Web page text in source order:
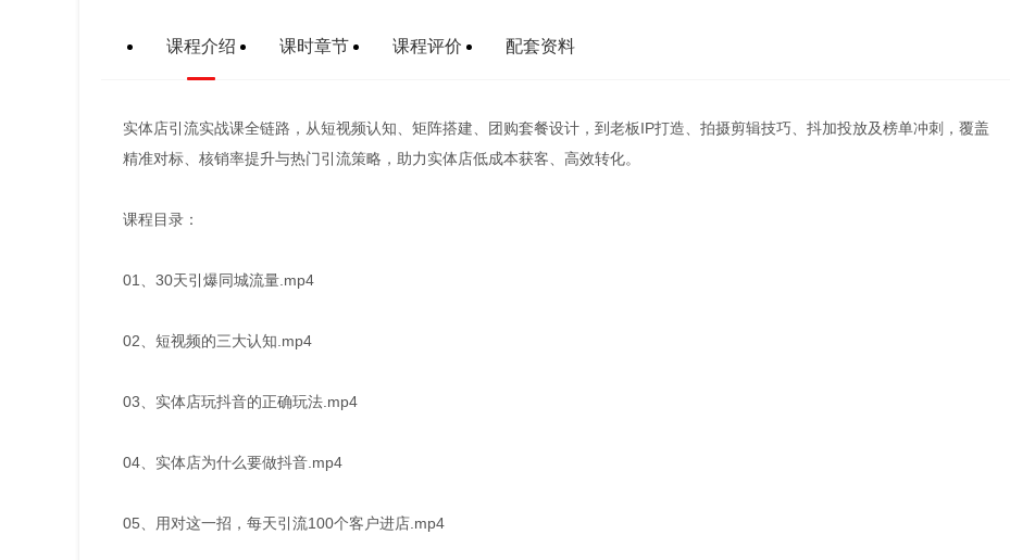
课程介绍 课时章节 课程评价 配套资料
实体店引流实战课全链路，从短视频认知、矩阵搭建、团购套餐设计，到老板IP打造、拍摄剪辑技巧、抖加投放及榜单冲刺，覆盖
精准对标、核销率提升与热门引流策略，助力实体店低成本获客、高效转化。
课程目录：
01、30天引爆同城流量.mp4
02、短视频的三大认知.mp4
03、实体店玩抖音的正确玩法.mp4
04、实体店为什么要做抖音.mp4
05、用对这一招，每天引流100个客户进店.mp4